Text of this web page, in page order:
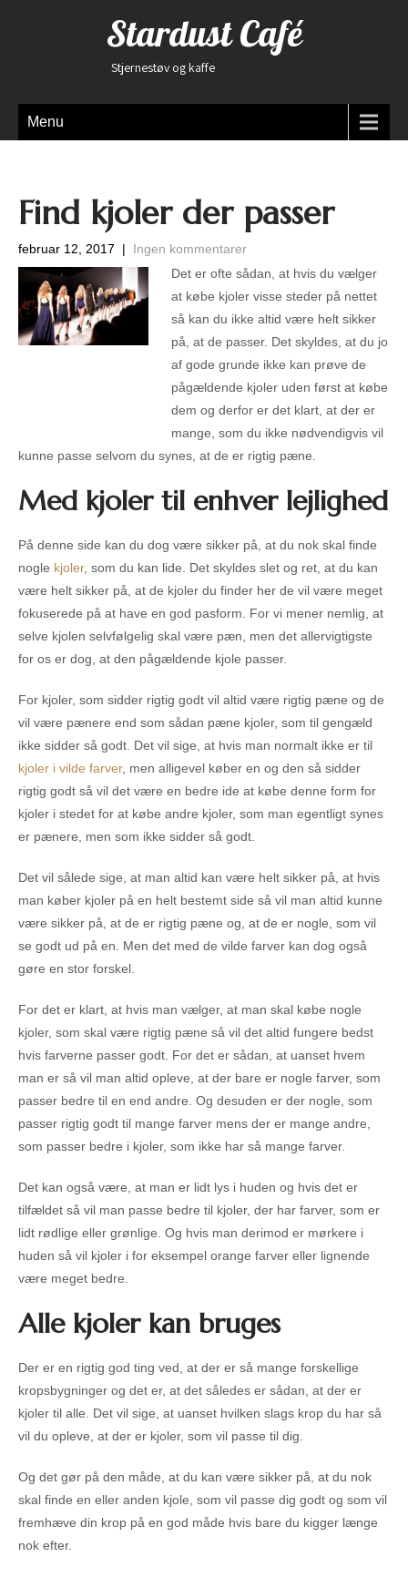
Stardust Café
Stjernestøv og kaffe
Menu
Find kjoler der passer
februar 12, 2017 | Ingen kommentarer
Det er ofte sådan, at hvis du vælger
at købe kjoler visse steder på nettet
så kan du ikke altid være helt sikker
på, at de passer. Det skyldes, at du jo
af gode grunde ikke kan prøve de
pågældende kjoler uden først at købe
dem og derfor er det klart, at der er
mange, som du ikke nødvendigvis vil
kunne passe selvom du synes, at de er rigtig pæne.
Med kjoler til enhver lejlighed
På denne side kan du dog være sikker på, at du nok skal finde
nogle kjoler, som du kan lide. Det skyldes slet og ret, at du kan
være helt sikker på, at de kjoler du finder her de vil være meget
fokuserede på at have en god pasform. For vi mener nemlig, at
selve kjolen selvfølgelig skal være pæn, men det allervigtigste
for os er dog, at den pågældende kjole passer.
For kjoler, som sidder rigtig godt vil altid være rigtig pæne og de
vil være pænere end som sådan pæne kjoler, som til gengæld
ikke sidder så godt. Det vil sige, at hvis man normalt ikke er til
kjoler i vilde farver, men alligevel køber en og den så sidder
rigtig godt så vil det være en bedre ide at købe denne form for
kjoler i stedet for at købe andre kjoler, som man egentligt synes
er pænere, men som ikke sidder så godt.
Det vil sålede sige, at man altid kan være helt sikker på, at hvis
man køber kjoler på en helt bestemt side så vil man altid kunne
være sikker på, at de er rigtig pæne og, at de er nogle, som vil
se godt ud på en. Men det med de vilde farver kan dog også
gøre en stor forskel.
For det er klart, at hvis man vælger, at man skal købe nogle
kjoler, som skal være rigtig pæne så vil det altid fungere bedst
hvis farverne passer godt. For det er sådan, at uanset hvem
man er så vil man altid opleve, at der bare er nogle farver, som
passer bedre til en end andre. Og desuden er der nogle, som
passer rigtig godt til mange farver mens der er mange andre,
som passer bedre i kjoler, som ikke har så mange farver.
Det kan også være, at man er lidt lys i huden og hvis det er
tilfældet så vil man passe bedre til kjoler, der har farver, som er
lidt rødlige eller grønlige. Og hvis man derimod er mørkere i
huden så vil kjoler i for eksempel orange farver eller lignende
være meget bedre.
Alle kjoler kan bruges
Der er en rigtig god ting ved, at der er så mange forskellige
kropsbygninger og det er, at det således er sådan, at der er
kjoler til alle. Det vil sige, at uanset hvilken slags krop du har så
vil du opleve, at der er kjoler, som vil passe til dig.
Og det gør på den måde, at du kan være sikker på, at du nok
skal finde en eller anden kjole, som vil passe dig godt og som vil
fremhæve din krop på en god måde hvis bare du kigger længe
nok efter.